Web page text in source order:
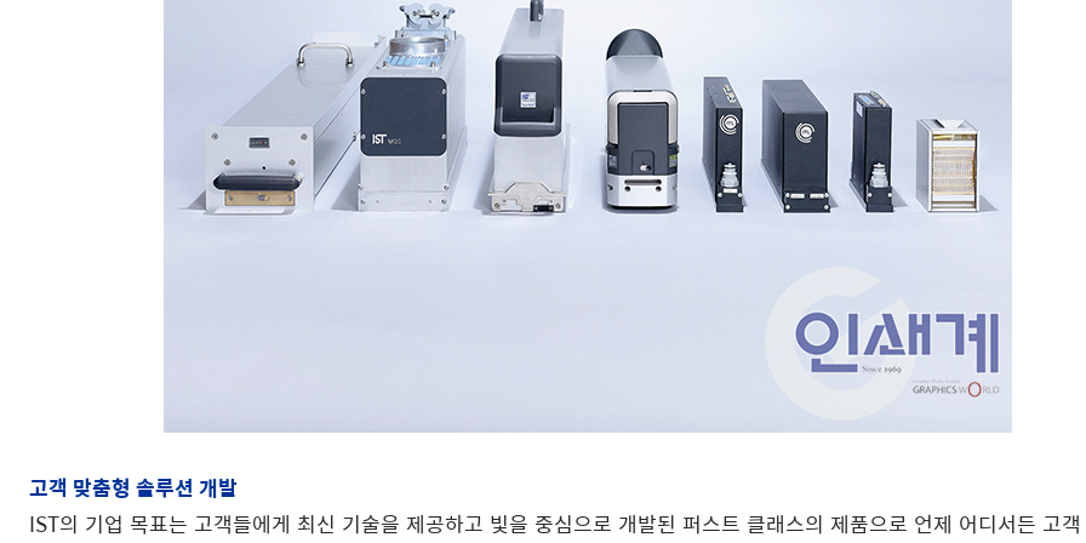
고객 맞춤형 솔루션 개발
IST의 기업 목표는 고객들에게 최신 기술을 제공하고 빛을 중심으로 개발된 퍼스트 클래스의 제품으로 언제 어디서든 고